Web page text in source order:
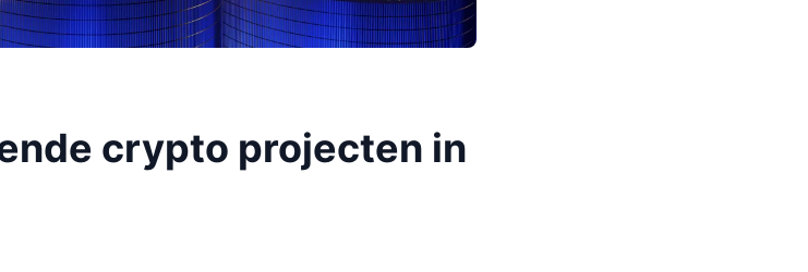
crypto projecten in